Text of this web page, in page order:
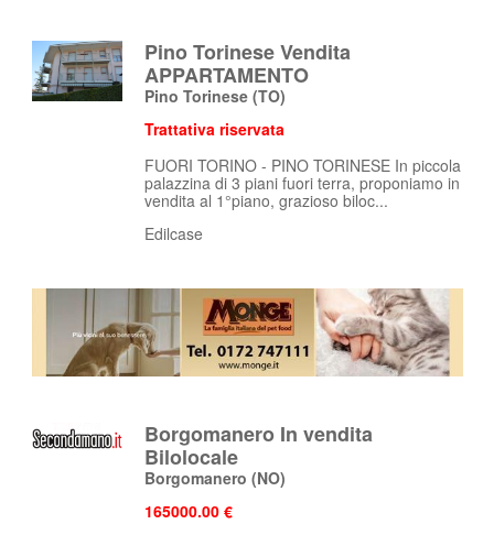
Pino Torinese Vendita
APPARTAMENTO
Pino Torinese (TO)
Trattativa riservata
FUORI TORINO - PINO TORINESE In piccola
palazzina di 3 piani fuori terra, proponiamo in
vendita al 1°piano, grazioso biloc...
Edilcase
Borgomanero In vendita
Bilolocale
Borgomanero (NO)
165000.00 €